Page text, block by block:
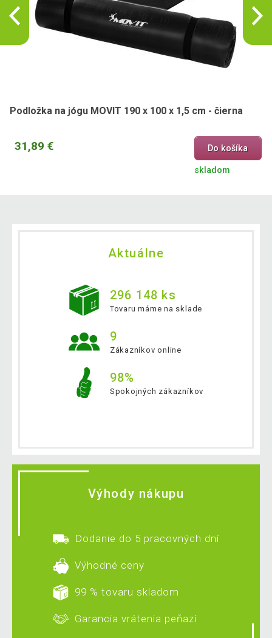
Podložka na jógu MOVIT 190 x 100 x 1,5 cm - čierna
31,89 € Do košíka
skladom
Aktuálne
296 148 ks
Tovaru máme na sklade
9
Zákazníkov online
98%
Spokojných zákazníkov
Výhody nákupu
Dodanie do 5 pracovných dní
Výhodné ceny
99 % tovaru skladom
Garancia vrátenia peňazí